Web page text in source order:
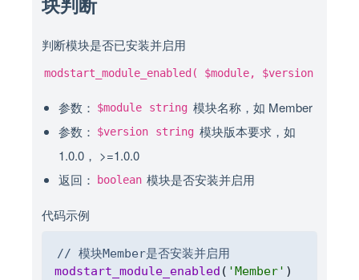
判断模块是否已安装并启用
modstart_module_enabled( $module, $version )
参数： $module string 模块名称，如 Member
参数：
$version string 模块版本要求，如
1.0.0， >=1.0.0
返回：
boolean 模块是否安装并启用
代码示例
// 模块Member是否安装并启用
modstart_module_enabled ( 'Member' )